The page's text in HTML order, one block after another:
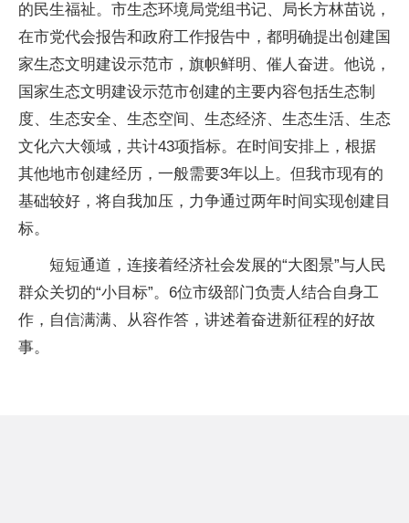
的民生福祉。市生态环境局党组书记、局长方林苗说，
在市党代会报告和政府工作报告中，都明确提出创建国
家生态文明建设示范市，旗帜鲜明、催人奋进。他说，
国家生态文明建设示范市创建的主要内容包括生态制
度、生态安全、生态空间、生态经济、生态生活、生态
文化六大领域，共计43项指标。在时间安排上，根据
其他地市创建经历，一般需要3年以上。但我市现有的
基础较好，将自我加压，力争通过两年时间实现创建目
标。
短短通道，连接着经济社会发展的“大图景”与人民
群众关切的“小目标”。6位市级部门负责人结合自身工
作，自信满满、从容作答，讲述着奋进新征程的好故
事。